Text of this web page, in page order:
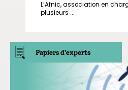
L’Afnic, association en
plusieurs ...
Papiers d'experts